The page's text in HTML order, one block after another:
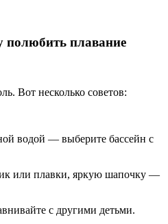
полюбить плавание
Вот несколько советов:
водой — выберите бассейн с
или плавки, яркую шапочку —
с другими детьми.